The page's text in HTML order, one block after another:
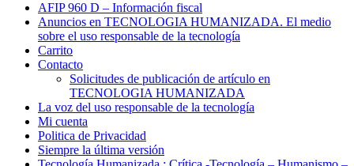
AFIP 960 D – Información fiscal
Anuncios en TECNOLOGIA HUMANIZADA. El medio
sobre el uso responsable de la tecnología
Carrito
Contacto
Solicitudes de publicación de artículo en
TECNOLOGIA HUMANIZADA
La voz del uso responsable de la tecnología
Mi cuenta
Politica de Privacidad
Siempre la última versión